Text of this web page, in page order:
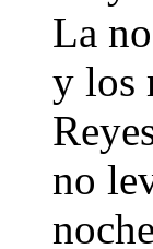
La
y los
no